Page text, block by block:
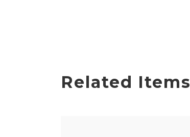
Related Items